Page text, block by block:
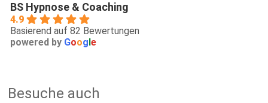
BS Hypnose & Coaching
4.9
Basierend auf 82 Bewertungen
powered by Google
Besuche auch